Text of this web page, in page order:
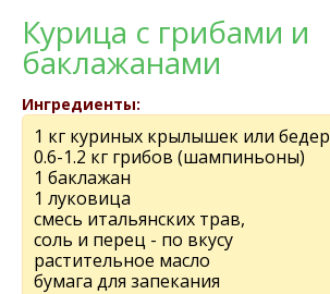
Курица с грибами и
баклажанами
Ингредиенты:
1 кг куриных крылышек или бедер
0.6-1.2 кг грибов (шампиньоны)
1 баклажан
1 луковица
смесь итальянских трав,
соль и перец - по вкусу
растительное масло
бумага для запекания